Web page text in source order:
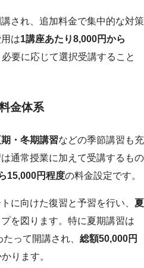
講され、追加料金で集中的な対策
は1講座あたり8,000円から
要に応じて選択受講すること
金体系
・冬期講習などの季節講習も充
通常授業に加えて受講するもの
15,000円程度の料金設定です。
に向けた復習と予習を行い、 夏
を図ります。特に夏期講習は
って開講され、 総額50,000円
ります。